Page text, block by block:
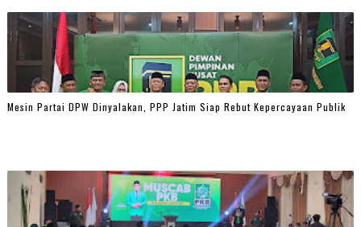
Mesin Partai DPW Dinyalakan, PPP Jatim Siap Rebut Kepercayaan Publik